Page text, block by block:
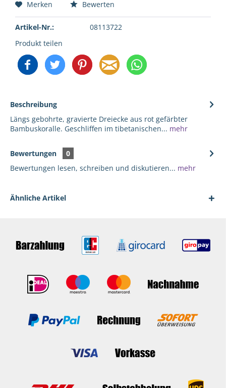
Merken Bewerten
Artikel-Nr.:
08113722
Produkt teilen
Beschreibung
Längs gebohrte, gravierte Dreiecke aus rot gefärbter
Bambuskoralle. Geschliffen im tibetanischen... mehr
Bewertungen
0
Bewertungen lesen, schreiben und diskutieren... mehr
Ähnliche Artikel